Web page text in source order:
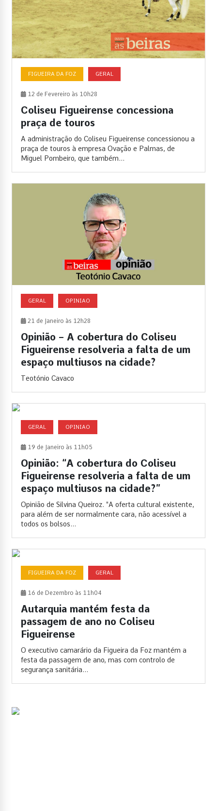
FIGUEIRA DA FOZ GERAL
12 de Fevereiro às 10h28
Coliseu Figueirense concessiona
praça de touros
A administração do Coliseu Figueirense concessionou a
praça de touros à empresa Ovação e Palmas, de
Miguel Pombeiro, que também...
GERAL OPINIAO
21 de Janeiro às 12h28
Opinião – A cobertura do Coliseu
Figueirense resolveria a falta de um
espaço multiusos na cidade?
Teotónio Cavaco
GERAL OPINIAO
19 de Janeiro às 11h05
Opinião: “A cobertura do Coliseu
Figueirense resolveria a falta de um
espaço multiusos na cidade?”
Opinião de Silvina Queiroz. "A oferta cultural existente,
para além de ser normalmente cara, não acessível a
todos os bolsos...
FIGUEIRA DA FOZ GERAL
16 de Dezembro às 11h04
Autarquia mantém festa da
passagem de ano no Coliseu
Figueirense
O executivo camarário da Figueira da Foz mantém a
festa da passagem de ano, mas com controlo de
segurança sanitária...